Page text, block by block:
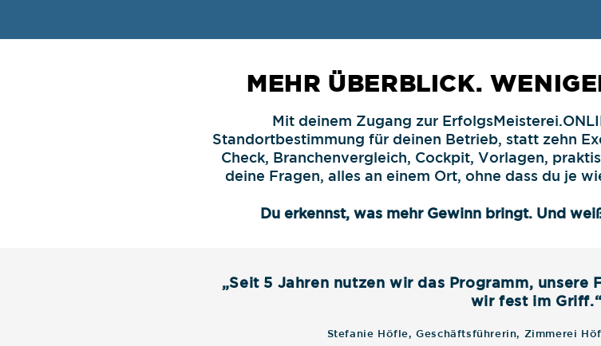
MEHR ÜBERBLICK.
Mit deinem Zugang zur
Standortbestimmung für deinen Betrieb, statt zehn
Check, Branchenvergleich, Cockpit, Vorlagen,
deine Fragen, alles an einem Ort, ohne dass du je
Du erkennst, was mehr Gewinn bringt. Und
„Seit 5 Jahren nutzen wir das Programm,
wir fest im Griff.“
Stefanie Höfle, Geschäftsführerin, Zimmerei